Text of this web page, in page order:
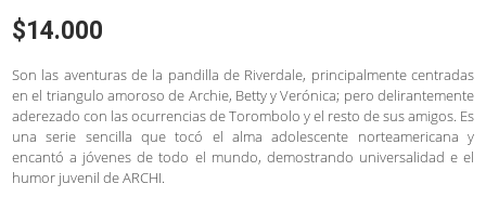
$14.000
Son las aventuras de la pandilla de Riverdale, principalmente centradas
en el triangulo amoroso de Archie, Betty y Verónica; pero delirantemente
aderezado con las ocurrencias de Torombolo y el resto de sus amigos. Es
una serie sencilla que tocó el alma adolescente norteamericana y
encantó a jóvenes de todo el mundo, demostrando universalidad e el
humor juvenil de ARCHI.